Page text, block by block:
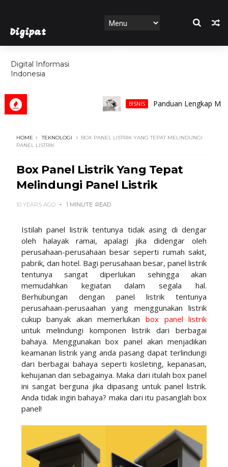
Digipat
Digital Informasi
Indonesia
FEATURES
BISNIS Panduan Lengkap Memilih
HOME TEKNOLOGI
BOX PANEL LISTRIK YANG TEPAT MELINDUNGI
PANEL LISTRIK
Box Panel Listrik Yang Tepat
Melindungi Panel Listrik
10 YEARS AGO 1 MINUTE READ
Istilah panel listrik tentunya tidak asing di dengar
oleh halayak ramai, apalagi jika didengar oleh
perusahaan-perusahaan besar seperti rumah sakit,
pabrik, dan hotel. Bagi perusahaan besar, panel listrik
tentunya sangat diperlukan sehingga akan
memudahkan kegiatan dalam segala hal.
Berhubungan dengan panel listrik tentunya
perusahaan-perusaahan yang menggunakan listrik
cukup banyak akan memerlukanbox panel listrik
untuk melindungi komponen listrik dari berbagai
bahaya. Menggunakan box panel akan menjadikan
keamanan listrik yang anda pasang dapat terlindungi
dari berbagai bahaya seperti kosleting, kepanasan,
kehujanan dan sebagainya. Maka dari itulah box panel
ini sangat berguna jika dipasang untuk panel listrik.
Anda tidak ingin bahaya? maka dari itu pasanglah box
panel!